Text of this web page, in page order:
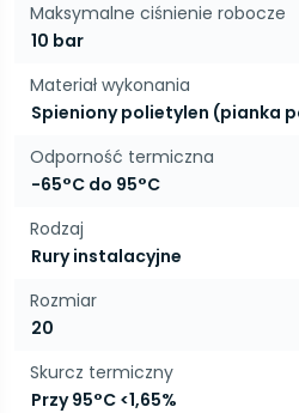
Maksymalne ciśnienie robocze
10 bar
Materiał wykonania
Spieniony polietylen (pianka
Odporność termiczna
-65°C do 95°C
Rodzaj
Rury instalacyjne
Rozmiar
20
Skurcz termiczny
Przy 95°C <1,65%